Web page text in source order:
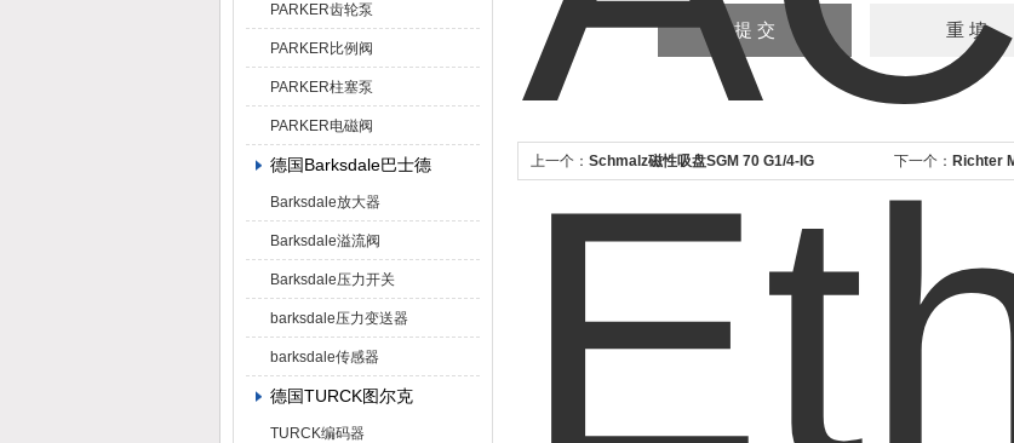
PARKER齿轮泵
PARKER比例阀
PARKER柱塞泵
PARKER电磁阀
德国Barksdale巴士德
Barksdale放大器
Barksdale溢流阀
Barksdale压力开关
barksdale压力变送器
barksdale传感器
德国TURCK图尔克
TURCK编码器
上一个： Schmalz磁性吸盘SGM 70 G1/4-IG 下一个： Richter